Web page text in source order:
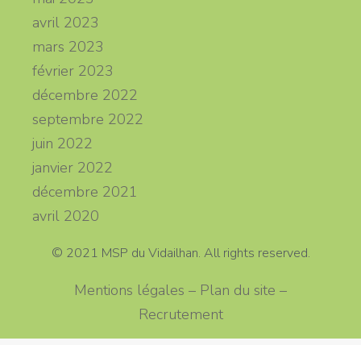
avril 2023
mars 2023
février 2023
décembre 2022
septembre 2022
juin 2022
janvier 2022
décembre 2021
avril 2020
© 2021 MSP du Vidailhan. All rights reserved.
Mentions légales – Plan du site –
Recrutement